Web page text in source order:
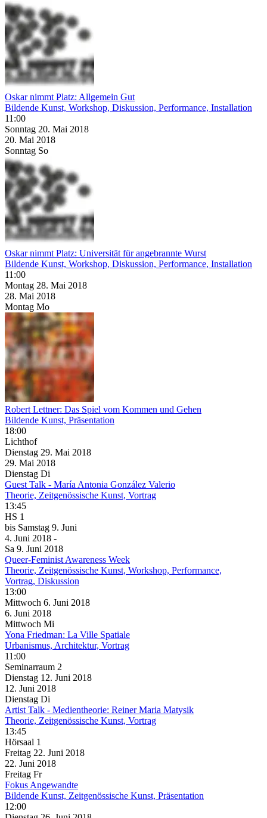
Oskar nimmt Platz: Allgemein Gut
Bildende Kunst, Workshop, Diskussion, Performance, Installation
11:00
Sonntag 20. Mai 2018
20. Mai 2018
Sonntag So
Oskar nimmt Platz: Universität für angebrannte Wurst
Bildende Kunst, Workshop, Diskussion, Performance, Installation
11:00
Montag 28. Mai 2018
28. Mai 2018
Montag Mo
Robert Lettner: Das Spiel vom Kommen und Gehen
Bildende Kunst, Präsentation
18:00
Lichthof
Dienstag 29. Mai 2018
29. Mai 2018
Dienstag Di
Guest Talk - María Antonia González Valerio
Theorie, Zeitgenössische Kunst, Vortrag
13:45
HS 1
bis Samstag 9. Juni
4. Juni 2018 -
Sa 9. Juni 2018
Queer-Feminist Awareness Week
Theorie, Zeitgenössische Kunst, Workshop, Performance,
Vortrag, Diskussion
13:00
Mittwoch 6. Juni 2018
6. Juni 2018
Mittwoch Mi
Yona Friedman: La Ville Spatiale
Urbanismus, Architektur, Vortrag
11:00
Seminarraum 2
Dienstag 12. Juni 2018
12. Juni 2018
Dienstag Di
Artist Talk - Medientheorie: Reiner Maria Matysik
Theorie, Zeitgenössische Kunst, Vortrag
13:45
Hörsaal 1
Freitag 22. Juni 2018
22. Juni 2018
Freitag Fr
Fokus Angewandte
Bildende Kunst, Zeitgenössische Kunst, Präsentation
12:00